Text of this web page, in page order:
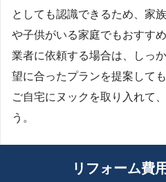
としても認識できるため、家
や子供がいる家庭でもおすすめ
業者に依頼する場合は、しっ
望に合ったプランを提案して
ご自宅にヌックを取り入れて
う。
リフォーム費